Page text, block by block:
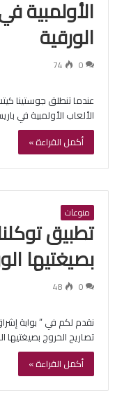
الأولمبية
الورقية
0
74
عندما تنطلق جوستينا
الألعاب الأولمبية في
أكمل القراءة »
منوعات
تطبيق
بصيغتيها
0
48
نقدم لكم في ” بوابة
تصاريح الخروج بصيغتيها
أكمل القراءة »